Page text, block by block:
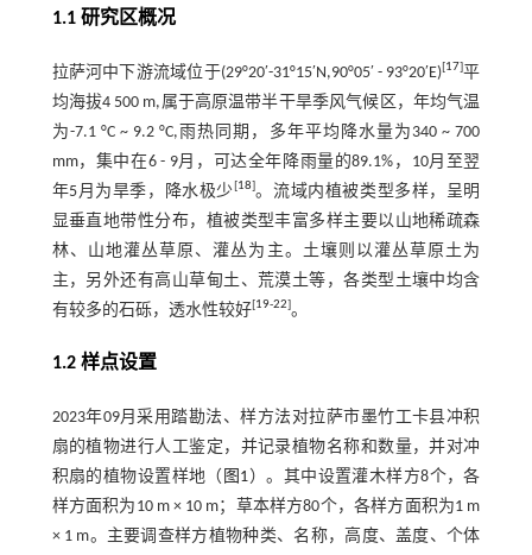
1.1 研究区概况
拉萨河中下游流域位于(29°20′-31°15′N,90°05′ - 93°20′E)[17]平
均海拔4 500 m,属于高原温带半干旱季风气候区，年均气温
为-7.1 °C ~ 9.2 °C,雨热同期，多年平均降水量为340 ~ 700
mm，集中在6 - 9月，可达全年降雨量的89.1%，10月至翌
年5月为旱季，降水极少[18]。流域内植被类型多样，呈明
显垂直地带性分布，植被类型丰富多样主要以山地稀疏森
林、山地灌丛草原、灌丛为主。土壤则以灌丛草原土为
主，另外还有高山草甸土、荒漠土等，各类型土壤中均含
有较多的石砾，透水性较好[19-22]。
1.2 样点设置
2023年09月采用踏勘法、样方法对拉萨市墨竹工卡县冲积
扇的植物进行人工鉴定，并记录植物名称和数量，并对冲
积扇的植物设置样地（ 图1）。其中设置灌木样方8个，各
样方面积为10 m × 10 m；草本样方80个，各样方面积为1 m
× 1 m。主要调查样方植物种类、名称，高度、盖度、个体